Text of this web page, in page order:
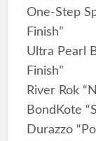
One-Step
Finish”
Ultra Pearl
Finish”
River Rok
BondKote
Durazzo